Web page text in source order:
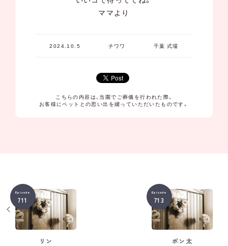
ママより
2024.10.5 チワワ 千葉 式場
こちらの内容は、当園でご葬儀を行われた際、
お客様にペットとの思い出を綴っていただいたものです。
Episode
711
リン
Episode
713
ポン太